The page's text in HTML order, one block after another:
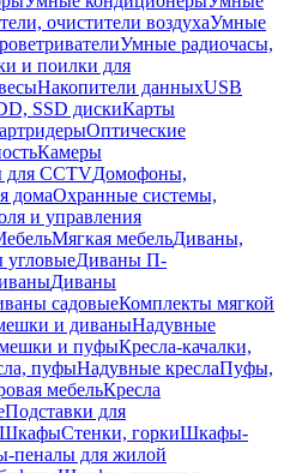
очистители воздухаУмные
Умные радиочасы,
и поилки для
Накопители данныхUSB
SSD дискиКарты
Оптические
Камеры
для CCTVДомофоны,
домаОхранные системы,
и управления
Мягкая мебельДиваны,
угловыеДиваны П-
Диваны
садовыеКомплекты мягкой
и диваныНадувные
и пуфыКресла-качалки,
пуфыНадувные креслаПуфы,
мебельКресла
Подставки для
ШкафыСтенки, горкиШкафы-
пеналы для жилой